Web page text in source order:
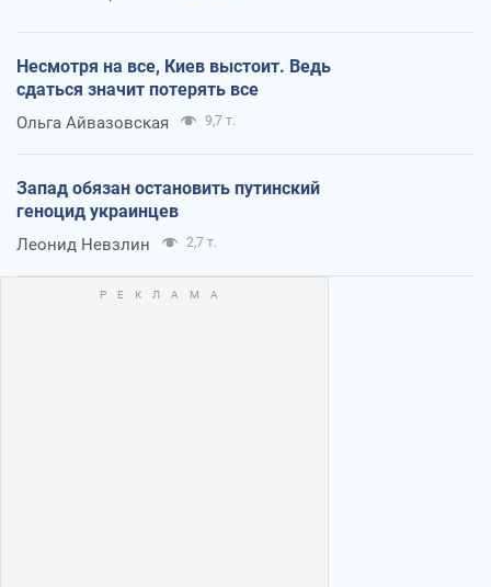
Несмотря на все, Киев выстоит. Ведь
сдаться значит потерять все
Ольга Айвазовская 9,7 т.
Запад обязан остановить путинский
геноцид украинцев
Леонид Невзлин 2,7 т.